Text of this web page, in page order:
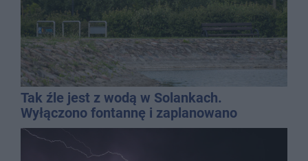
Tak źle jest z wodą w Solankach.
Wyłączono fontannę i zaplanowano
dolewkę